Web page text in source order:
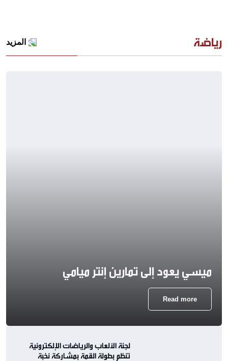
رياضة المزيد
ميسي يعود إلى تمارين إنتر ميامي
Read more
لجنة الألعاب والرياضات الإلكترونية
تنظم بطولة القمة بمشاركة نخبة